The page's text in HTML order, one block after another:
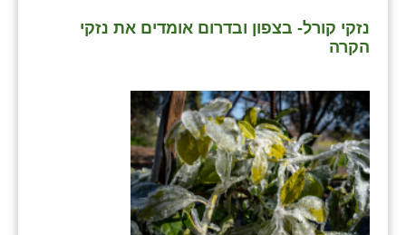
נזקי קורל- בצפון ובדרום אומדים את נזקי
הקרה